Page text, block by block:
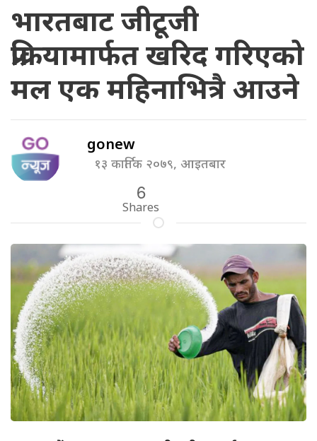
भारतबाट जीटूजी
प्रक्रियामार्फत खरिद गरिएको
मल एक महिनाभित्रै आउने
gonew
१३ कार्तिक २०७९, आइतबार
6
Shares